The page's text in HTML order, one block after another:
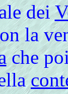
dei
la
che